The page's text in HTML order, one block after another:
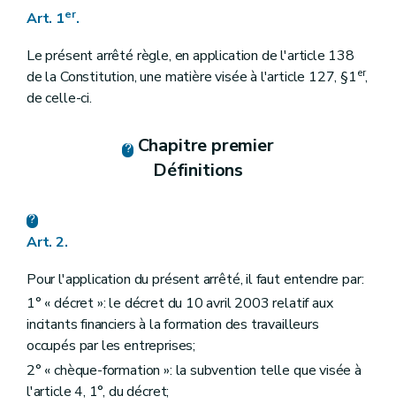
Art. 1er.
Le présent arrêté règle, en application de l'article 138
de la Constitution, une matière visée à l'article 127, §1er,
de celle-ci.
Chapitre premier
Définitions
Art. 2.
Pour l'application du présent arrêté, il faut entendre par:
1° « décret »: le décret du 10 avril 2003 relatif aux
incitants financiers à la formation des travailleurs
occupés par les entreprises;
2° « chèque-formation »: la subvention telle que visée à
l'article 4, 1°, du décret;